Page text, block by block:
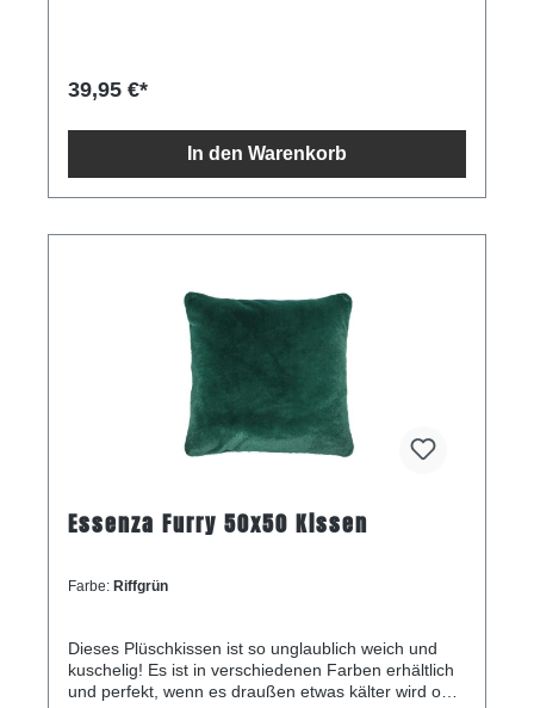
39,95 €*
In den Warenkorb
Essenza Furry 50x50 Kissen
Farbe: Riffgrün
Dieses Plüschkissen ist so unglaublich weich und
kuschelig! Es ist in verschiedenen Farben erhältlich
und perfekt, wenn es draußen etwas kälter wird oder